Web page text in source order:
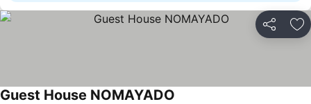
Partilhar
Guest House NOMAYADO